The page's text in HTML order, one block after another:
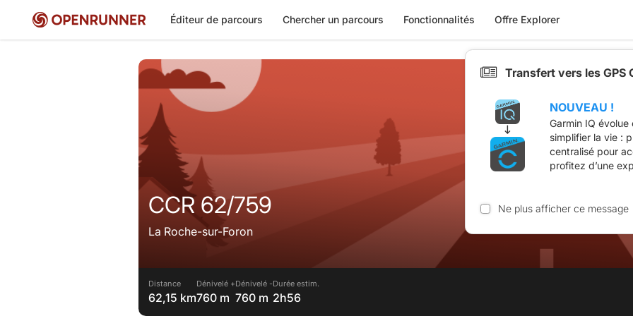
Éditeur de parcours Chercher un parcours Fonctionnalités Offre Explorer
CCR 62/759
La Roche-sur-Foron
Distance
62,15 km
Dénivelé +
760 m
Dénivelé -
760 m
Durée estim.
2h56
Transfert vers les GPS
NOUVEAU !
Garmin IQ
simplifier la vie :
centralisé pour
profitez d’une
Ne plus afficher ce message